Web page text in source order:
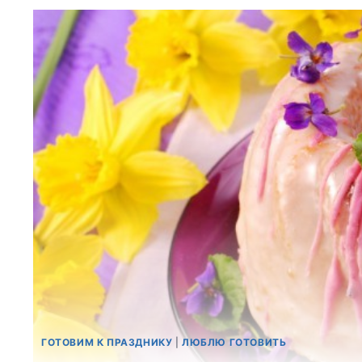
ГОТОВИМ К ПРАЗДНИКУ |ЛЮБЛЮ ГОТОВИТЬ